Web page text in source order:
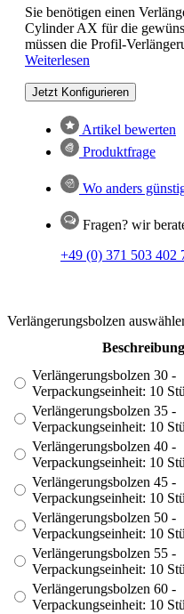
Sie benötigen einen
Cylinder AX für die
müssen die Profil-
Weiterlesen
Jetzt Konfigurieren
Artikel bewerten
Produktfrage
Wo anders
Fragen? wir
+49 (0) 371 503 402
Verlängerungsbolzen
Beschreibung
Verlängerungsbolzen 30 -
Verpackungseinheit: 10
Verlängerungsbolzen 35 -
Verpackungseinheit: 10
Verlängerungsbolzen 40 -
Verpackungseinheit: 10
Verlängerungsbolzen 45 -
Verpackungseinheit: 10
Verlängerungsbolzen 50 -
Verpackungseinheit: 10
Verlängerungsbolzen 55 -
Verpackungseinheit: 10
Verlängerungsbolzen 60 -
Verpackungseinheit: 10